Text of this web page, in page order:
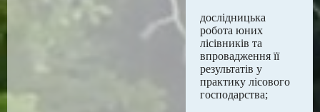
дослідницька
робота юних
лісівників та
впровадження її
результатів у
практику лісового
господарства;